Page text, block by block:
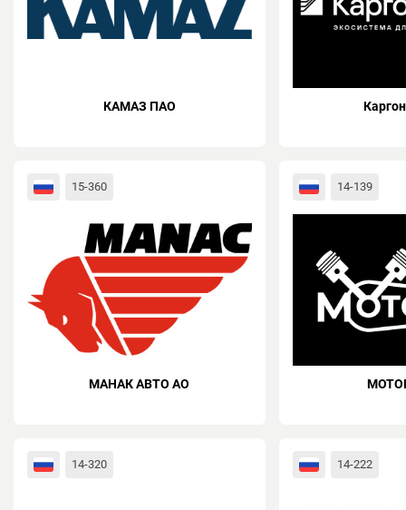
КАМАЗ ПАО
15-360
МАНАК АВТО АО
14-139
14-320 14-222